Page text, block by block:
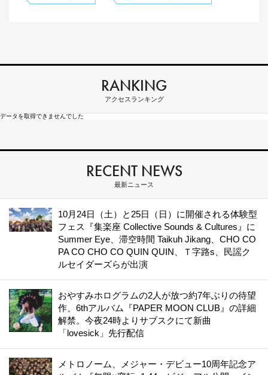
RANKING
アクセスランキング
データを取得できませんでした
RECENT NEWS
最新ニュース
10月24日（土）と25日（日）に開催される体験型
フェス『集楽座 Collective Sounds & Cultures』に
Summer Eye、滞空時間 Taikuh Jikang、CHO CO
PA CO CHO CO QUIN QUIN、Ｔ字路s、民謡ク
ルセイダーズらが出演
おやすみホログラムの2人が放つ約7年ぶりの待望
作、6thアルバム『PAPER MOON CLUB』の詳細
解禁。今夜24時よりサブスクにて新曲
「lovesick」先行配信
メトロノーム、メジャー・デビュー10周年記念ア